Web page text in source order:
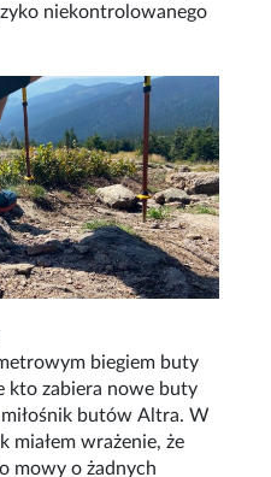
niekontrolowanego
biegiem buty
kto zabiera nowe buty
butów Altra. W
miałem wrażenie, że
mowy o żadnych